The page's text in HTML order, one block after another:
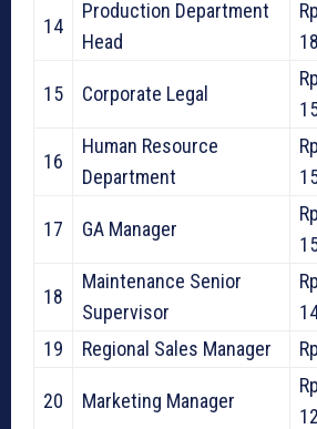
14
Production Department
Head
15 Corporate Legal
16
Human Resource
Department
17 GA Manager
18
Maintenance Senior
Supervisor
19
Regional Sales Manager
20 Marketing Manager